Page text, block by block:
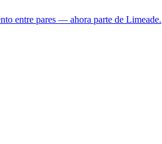
entre pares — ahora parte de Limeade.